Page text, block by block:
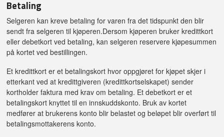
Betaling
Selgeren kan kreve betaling for varen fra det tidspunkt den blir
sendt fra selgeren til kjøperen.Dersom kjøperen bruker kredittkort
eller debetkort ved betaling, kan selgeren reservere kjøpesummen
på kortet ved bestillingen.
Et kredittkort er et betalingskort hvor oppgjøret for kjøpet skjer i
etterkant ved at kredittgiveren (kredittkortselskapet) sender
kortholder faktura med krav om betaling. Et debetkort er et
betalingskort knyttet til en innskuddskonto. Bruk av kortet
medfører at brukerens konto blir belastet og beløpet blir overført til
betalingsmottakerens konto.